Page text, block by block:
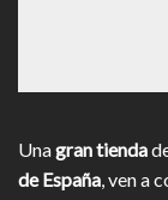
Unagran tienda
de España , ven a